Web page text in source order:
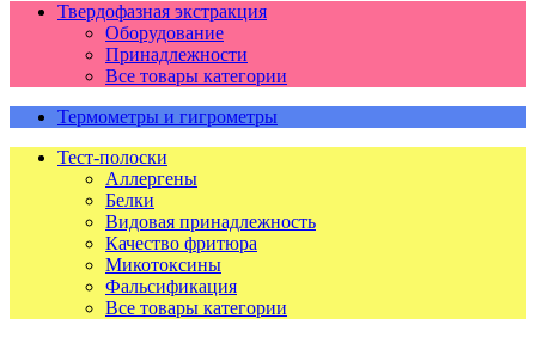
Твердофазная экстракция
Оборудование
Принадлежности
Все товары категории
Термометры и гигрометры
Тест-полоски
Аллергены
Белки
Видовая принадлежность
Качество фритюра
Микотоксины
Фальсификация
Все товары категории